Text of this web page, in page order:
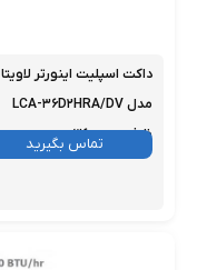
داکت اسپلیت اینورتر لاویتا
مدل LCA-۳۶D۲HRA/DV
ظرفیت ۳۶۰۰۰
موجود تماس بگیرید